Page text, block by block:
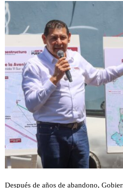
Después de años de abandono,